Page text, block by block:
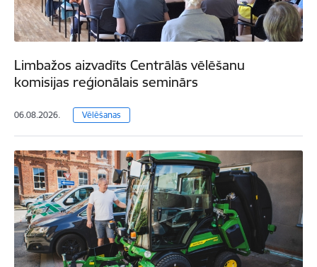
Limbažos aizvadīts Centrālās vēlēšanu
komisijas reģionālais seminārs
06.08.2026. Vēlēšanas